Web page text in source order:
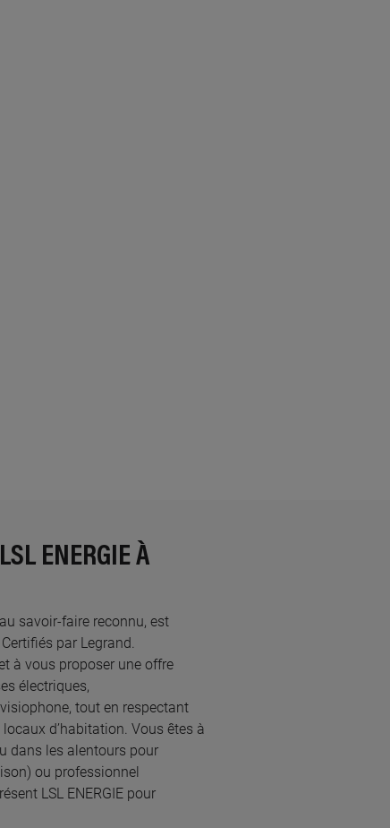
ENERGIE À
au savoir-faire reconnu, est
par Legrand.​
à vous proposer une offre
électriques,
tout en respectant
d’habitation. Vous êtes à
dans les alentours pour
ou professionnel
LSL ENERGIE pour